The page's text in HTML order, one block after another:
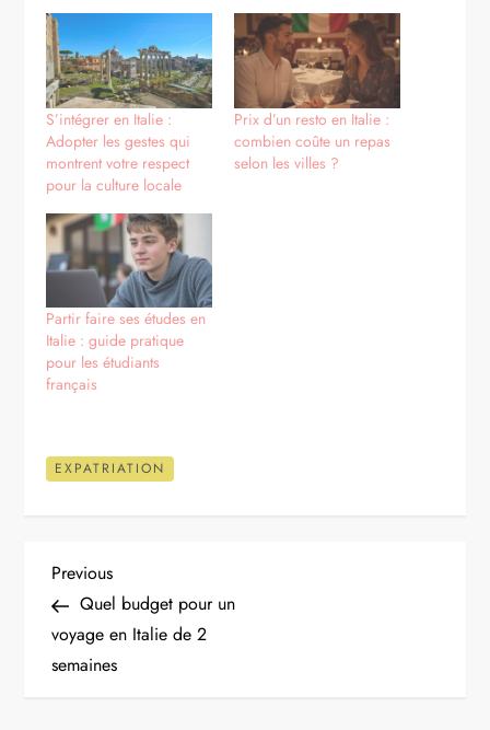
S’intégrer en Italie :
Adopter les gestes qui
montrent votre respect
pour la culture locale
Prix d’un resto en Italie :
combien coûte un repas
selon les villes ?
Partir faire ses études en
Italie : guide pratique
pour les étudiants
français
EXPATRIATION
N
a
v
Previous
Post
Previous
Quel budget pour un
voyage en Italie de 2
semaines